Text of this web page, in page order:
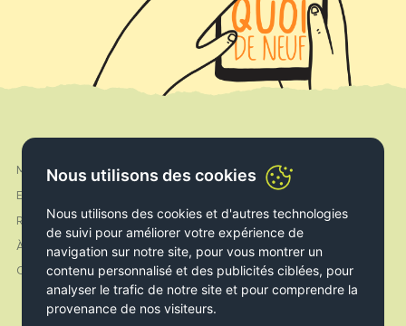
Nous utilisons des cookies
Nous utilisons des cookies et d'autres technologies
de suivi pour améliorer votre expérience de
navigation sur notre site, pour vous montrer un
contenu personnalisé et des publicités ciblées, pour
analyser le trafic de notre site et pour comprendre la
provenance de nos visiteurs.
Mon compte
Expédition & Livraison
Retours & Echanges
À propos de nous
Contact
Facebook